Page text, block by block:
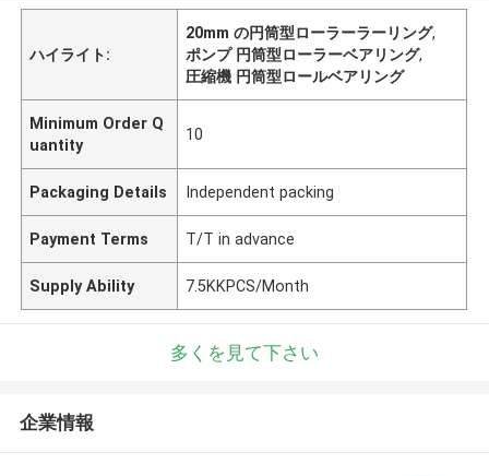
ハイライト:
20mm の円筒型ローラーラーリング,
ポンプ 円筒型ローラーベアリング,
圧縮機 円筒型ロールベアリング
Minimum Order Q
uantity
10
Packaging Details Independent packing
Payment Terms T/T in advance
Supply Ability 7.5KKPCS/Month
多くを見て下さい
企業情報